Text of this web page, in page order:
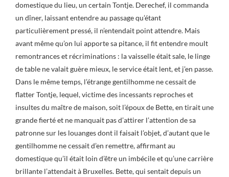
domestique du lieu, un certain Tontje. Derechef, il commanda
un dîner, laissant entendre au passage qu’étant
particulièrement pressé, il n’entendait point attendre. Mais
avant même qu’on lui apporte sa pitance, il fit entendre moult
remontrances et récriminations : la vaisselle était sale, le linge
de table ne valait guère mieux, le service était lent, et j’en passe.
Dans le même temps, l’étrange gentilhomme ne cessait de
flatter Tontje, lequel, victime des incessants reproches et
insultes du maître de maison, soit l’époux de Bette, en tirait une
grande fierté et ne manquait pas d’attirer l’attention de sa
patronne sur les louanges dont il faisait l’objet, d’autant que le
gentilhomme ne cessait d’en remettre, affirmant au
domestique qu’il était loin d’être un imbécile et qu’une carrière
brillante l’attendait à Bruxelles. Bette, qui sentait depuis un